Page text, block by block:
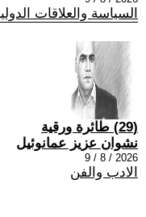
السياسة والعلاقات
(29) طائرة ورقية
نشوان عزيز عمانوئيل
2026 / 8 / 9
الادب والفن